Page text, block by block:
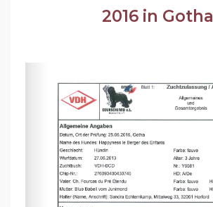
2016 in Gotha